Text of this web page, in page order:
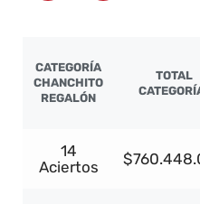
CATEGORÍA
CHANCHITO
REGALÓN
TOTAL
14
Aciertos